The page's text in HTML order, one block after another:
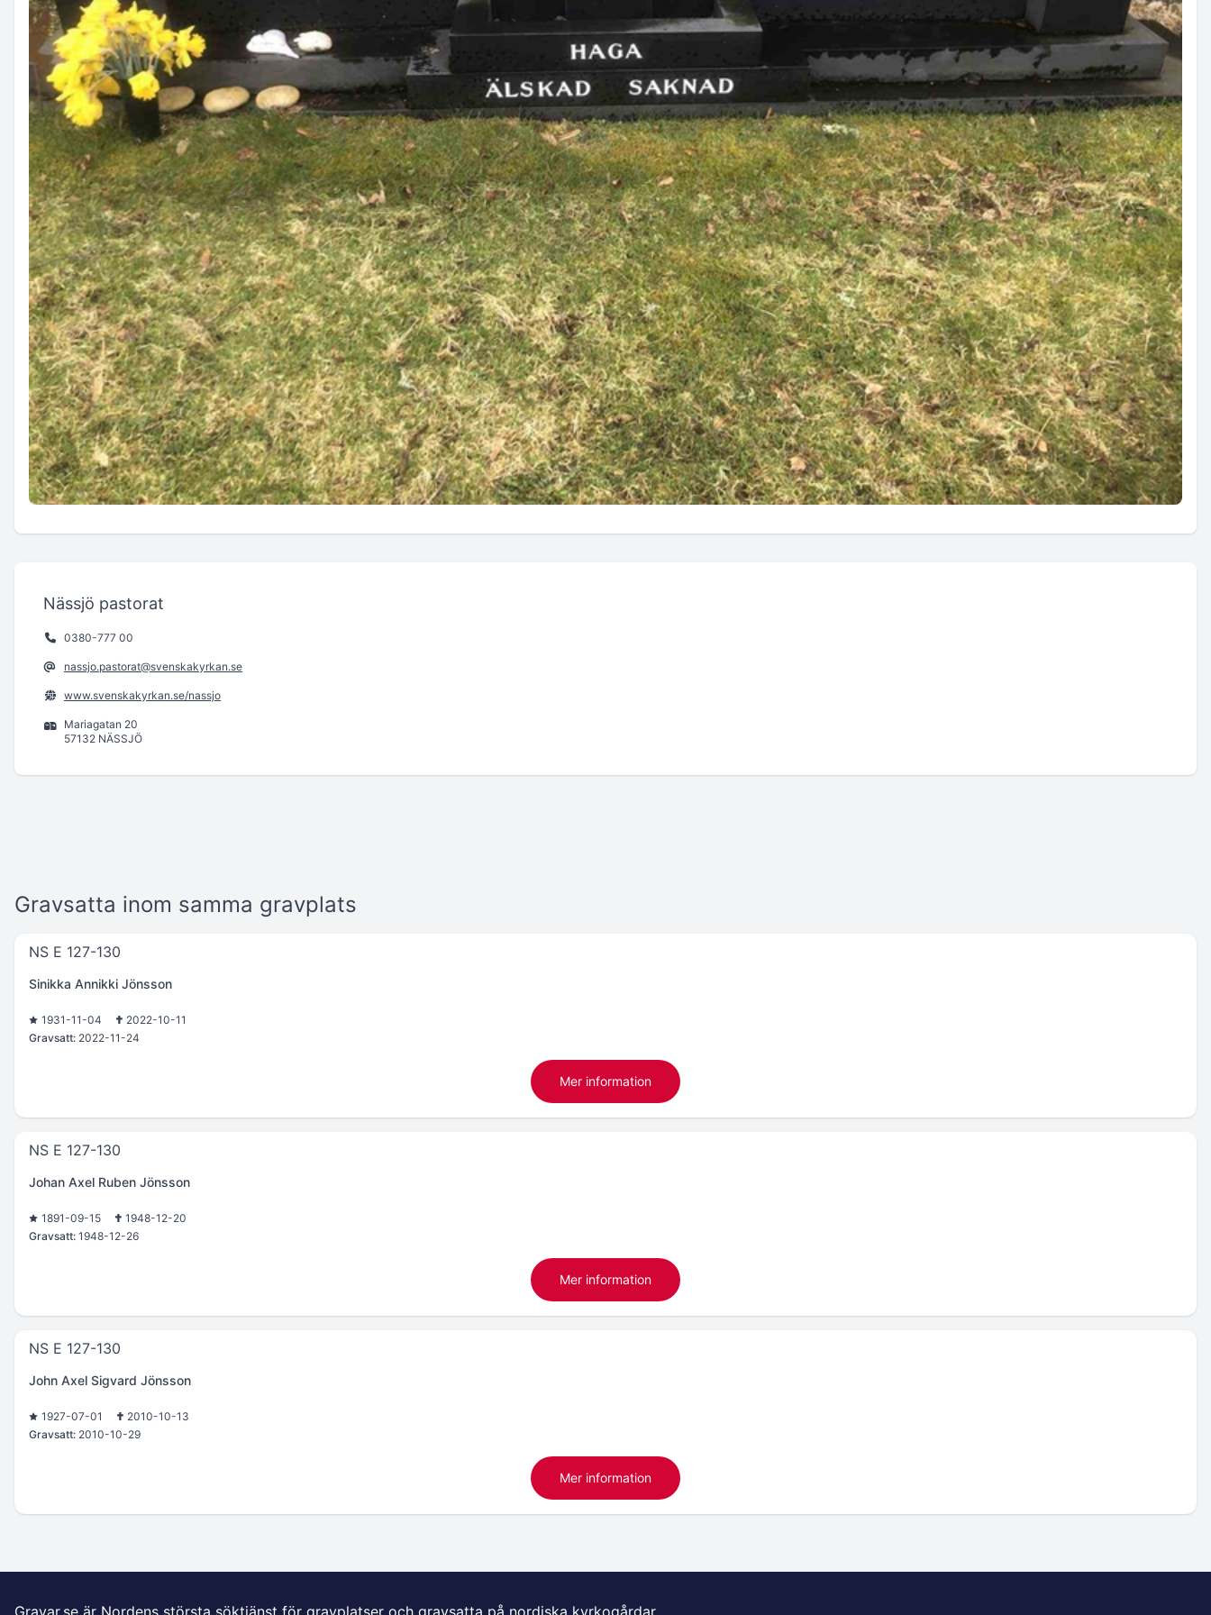
Nässjö pastorat
0380-777 00
nassjo.pastorat@svenskakyrkan.se
www.svenskakyrkan.se/nassjo
Mariagatan 20
57132 NÄSSJÖ
Gravsatta inom samma gravplats
NS E 127-130
Sinikka Annikki Jönsson
1931-11-04
2022-10-11
Gravsatt: 2022-11-24
Mer information
NS E 127-130
Johan Axel Ruben Jönsson
1891-09-15
1948-12-20
Gravsatt: 1948-12-26
Mer information
NS E 127-130
John Axel Sigvard Jönsson
1927-07-01
2010-10-13
Gravsatt: 2010-10-29
Mer information
Gravar.se är Nordens största söktjänst för gravplatser och gravsatta på nordiska kyrkogårdar.